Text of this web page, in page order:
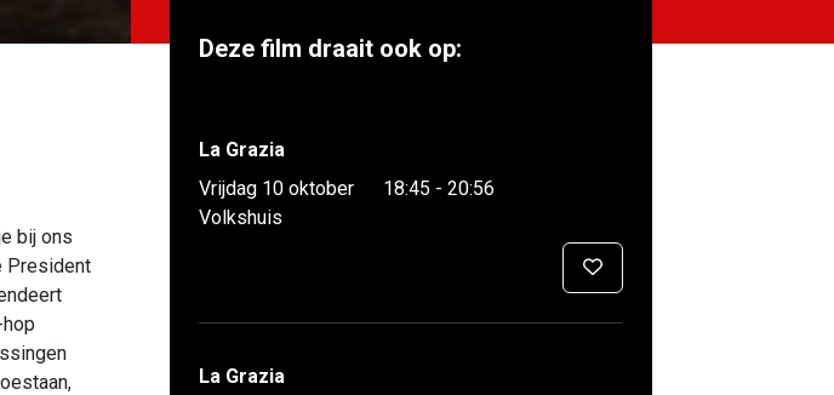
bij ons
President
Deze film draait ook op:
La Grazia
Vrijdag 10 oktober
18:45 - 20:56
Volkshuis
La Grazia